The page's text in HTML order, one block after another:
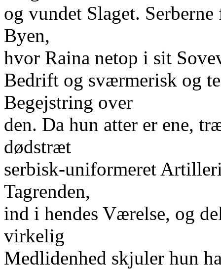
og vundet Slaget.
Byen,
hvor Raina netop i sit
Bedrift og sværmerisk og
Begejstring over
den. Da hun atter er ene,
dødstræt
serbisk-uniformeret
Tagrenden,
ind i hendes Værelse, og
virkelig
Medlidenhed skjuler hun